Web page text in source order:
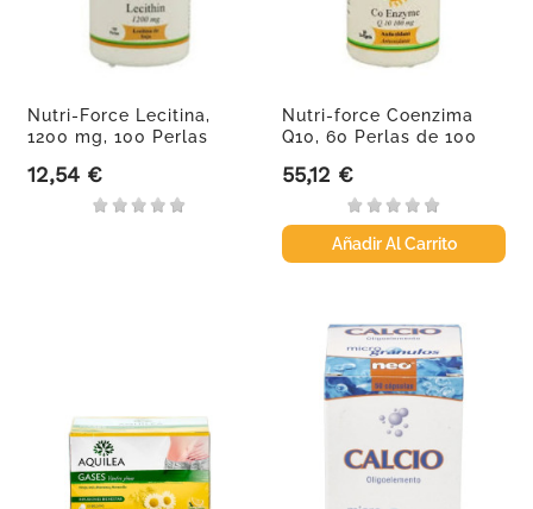
Nutri-Force Lecitina,
1200 mg, 100 Perlas
Precio
12,54 €
Nutri-force Coenzima
Q10, 60 Perlas de 100
Precio
55,12 €
Añadir Al Carrito